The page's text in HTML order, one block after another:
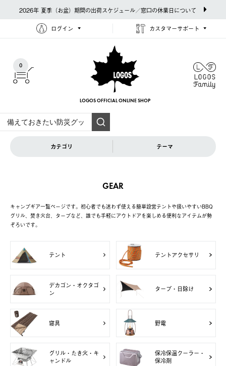
2026年 夏季（お盆）期間の出荷スケジュール／窓口の休業日について
ログイン カスタマーサポート
0
LOGOS OFFICIAL ONLINE SHOP
カテゴリ テーマ
GEAR
キャンプギア一覧ページです。初心者でも迷わず使える簡単設営テントや扱いやすいBBQ
グリル、焚き火台、タープなど、誰でも手軽にアウトドアを楽しめる便利なアイテムが勢
ぞろいです。
テント テントアクセサリ
デカゴン・オクタゴ
ン
タープ・日除け
寝具 野電
グリル・たき火・キ
ャンドル
保冷保温クーラー・
保冷剤